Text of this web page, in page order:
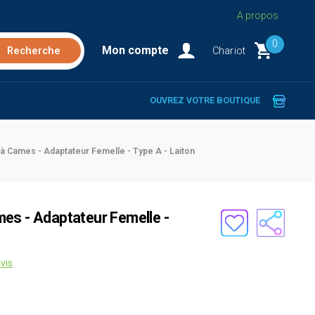
A propos
Mon compte Chariot
0
OUVREZ VOTRE BOUTIQUE
Cames - Adaptateur Femelle - Type A - Laiton
- Adaptateur Femelle -